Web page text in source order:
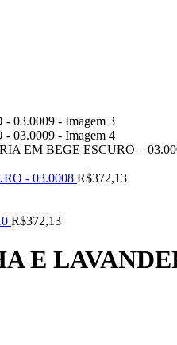
EM BEGE ESCURO –
- 03.0008 R$372,13
R$372,13
E